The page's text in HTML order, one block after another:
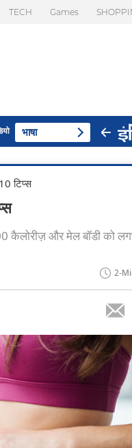
TECH Games
भाषा
टिप्स
और मेल बॉडी को
2-